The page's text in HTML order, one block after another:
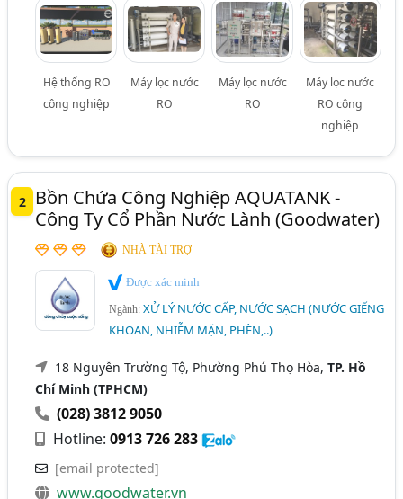
Hệ thống RO
công nghiệp
Máy lọc nước
RO
Máy lọc nước
RO
Máy lọc nước
RO công
nghiệp
2
Bồn Chứa Công Nghiệp AQUATANK -
Công Ty Cổ Phần Nước Lành (Goodwater)
NHÀ TÀI TRỢ
Được xác minh
Ngành:XỬ LÝ NƯỚC CẤP, NƯỚC SẠCH (NƯỚC GIẾNG
KHOAN, NHIỄM MẶN, PHÈN,..)
18 Nguyễn Trường Tộ, Phường Phú Thọ Hòa,TP. Hồ
Chí Minh (TPHCM)
(028) 3812 9050
Hotline:0913 726 283
[email protected]
www.goodwater.vn